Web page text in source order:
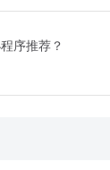
序推荐？